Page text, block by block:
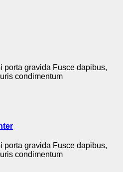
porta gravida Fusce dapibus,
condimentum
porta gravida Fusce dapibus,
condimentum